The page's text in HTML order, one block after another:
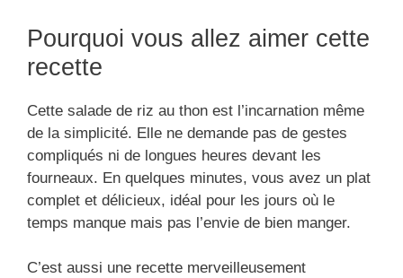
Pourquoi vous allez aimer cette
recette
Cette salade de riz au thon est l’incarnation même
de la simplicité. Elle ne demande pas de gestes
compliqués ni de longues heures devant les
fourneaux. En quelques minutes, vous avez un plat
complet et délicieux, idéal pour les jours où le
temps manque mais pas l’envie de bien manger.
C’est aussi une recette merveilleusement